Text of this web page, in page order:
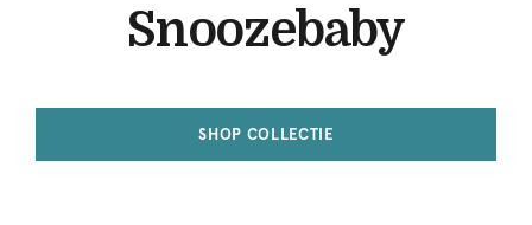
Snoozebaby
SHOP COLLECTIE